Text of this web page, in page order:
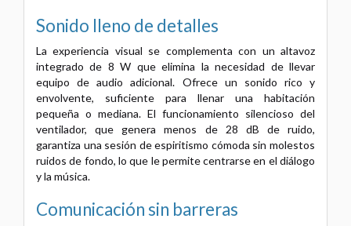
Sonido lleno de detalles
La experiencia visual se complementa con un altavoz
integrado de 8 W que elimina la necesidad de llevar
equipo de audio adicional. Ofrece un sonido rico y
envolvente, suficiente para llenar una habitación
pequeña o mediana. El funcionamiento silencioso del
ventilador, que genera menos de 28 dB de ruido,
garantiza una sesión de espiritismo cómoda sin molestos
ruidos de fondo, lo que le permite centrarse en el diálogo
y la música.
Comunicación sin barreras